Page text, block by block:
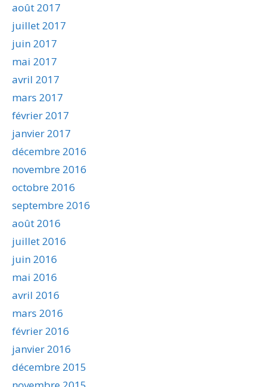
août 2017
juillet 2017
juin 2017
mai 2017
avril 2017
mars 2017
février 2017
janvier 2017
décembre 2016
novembre 2016
octobre 2016
septembre 2016
août 2016
juillet 2016
juin 2016
mai 2016
avril 2016
mars 2016
février 2016
janvier 2016
décembre 2015